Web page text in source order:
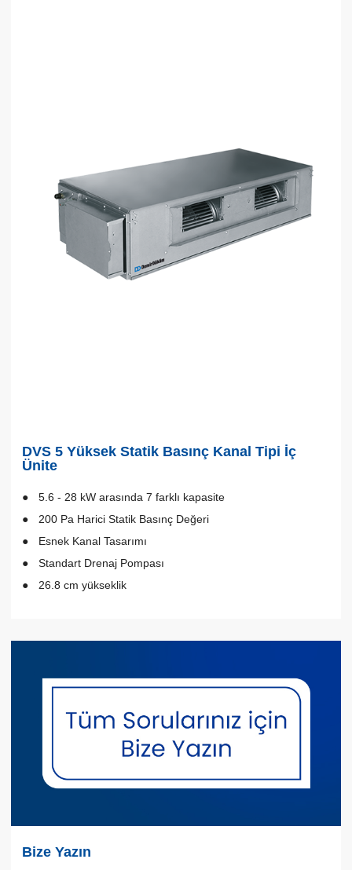
DVS 5 Yüksek Statik Basınç Kanal Tipi İç
Ünite
5.6 - 28 kW arasında 7 farklı kapasite
200 Pa Harici Statik Basınç Değeri
Esnek Kanal Tasarımı
Standart Drenaj Pompası
26.8 cm yükseklik
Bize Yazın